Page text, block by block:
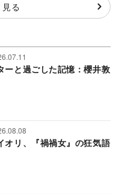
る
ーと過ごした記憶：櫻井敦
オリ、『禍禍女』の狂気語